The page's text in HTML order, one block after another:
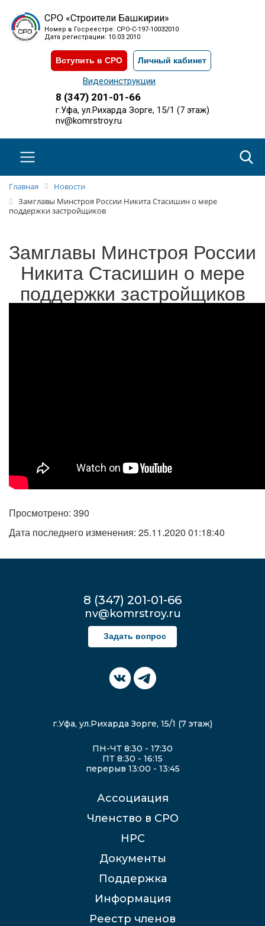
СРО «Строители Башкирии»
Номер в Госреестре: СРО-С-197-10032010
Дата регистрации: 10.03.2010
Вступить в СРО Личный кабинет
Видеоинструкции
8 (347) 201-01-66
г.Уфа, ул.Рихарда Зорге, 15/1 (7 этаж)
nv@komrstroy.ru
Главная
Новости
Замглавы Минстроя России Никита Стасишин о мере
поддержки застройщиков
Замглавы Минстроя России
Никита Стасишин о мере
поддержки застройщиков
Просмотрено: 390
Дата последнего изменения: 25.11.2020 01:18:40
8 (347) 201-01-66
nv@komrstroy.ru
Задать вопрос
г.Уфа, ул.Рихарда Зорге, 15/1 (7 этаж)
ПН-ЧТ 8:30 - 17:30
ПТ 8:30 - 16:15
перерыв 13:00 - 13:45
Ассоциация
Членство в СРО
НРС
Документы
Поддержка
Информация
Реестр членов